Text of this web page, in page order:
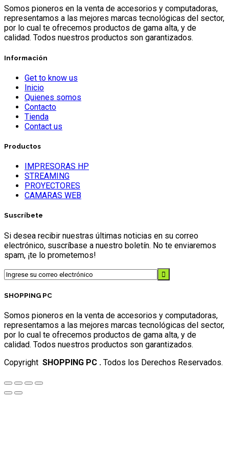
Somos pioneros en la venta de accesorios y computadoras,
representamos a las mejores marcas tecnológicas del sector,
por lo cual te ofrecemos productos de gama alta, y de
calidad. Todos nuestros productos son garantizados.
Información
Get to know us
Inicio
Quienes somos
Contacto
Tienda
Contact us
Productos
IMPRESORAS HP
STREAMING
PROYECTORES
CAMARAS WEB
Suscríbete
Si desea recibir nuestras últimas noticias en su correo
electrónico, suscríbase a nuestro boletín. No te enviaremos
spam, ¡te lo prometemos!
SHOPPING PC
Somos pioneros en la venta de accesorios y computadoras,
representamos a las mejores marcas tecnológicas del sector,
por lo cual te ofrecemos productos de gama alta, y de
calidad. Todos nuestros productos son garantizados.
Copyright SHOPPING PC . Todos los Derechos Reservados.